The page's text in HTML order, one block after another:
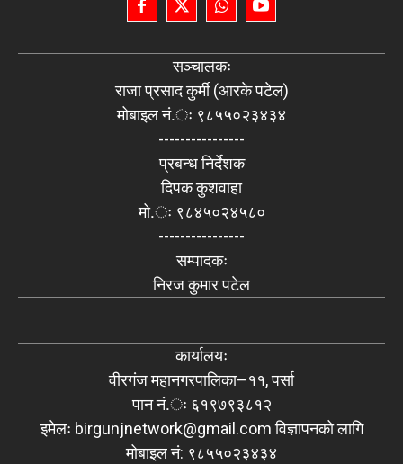
सञ्चालकः
राजा प्रसाद कुर्मी (आरके पटेल)
मोबाइल नं.ः ९८५५०२३४३४
----------------
प्रबन्ध निर्देशक
दिपक कुशवाहा
मो.ः ९८४५०२४५८०
----------------
सम्पादकः
निरज कुमार पटेल
कार्यालयः
वीरगंज महानगरपालिका–११, पर्सा
पान नं.ः ६१९७९३८१२
इमेलः birgunjnetwork@gmail.comविज्ञापनको लागि
मोबाइल नं: ९८५५०२३४३४